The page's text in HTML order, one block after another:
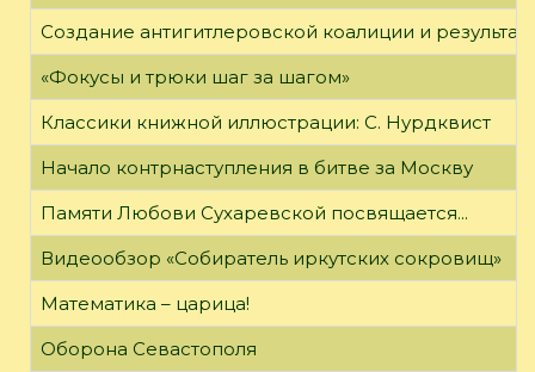
Создание антигитлеровской коалиции и
«Фокусы и трюки шаг за шагом»
Классики книжной иллюстрации: С. Нурдквист
Начало контрнаступления в битве за Москву
Памяти Любови Сухаревской посвящается...
Видеообзор «Собиратель иркутских сокровищ»
Математика – царица!
Оборона Севастополя